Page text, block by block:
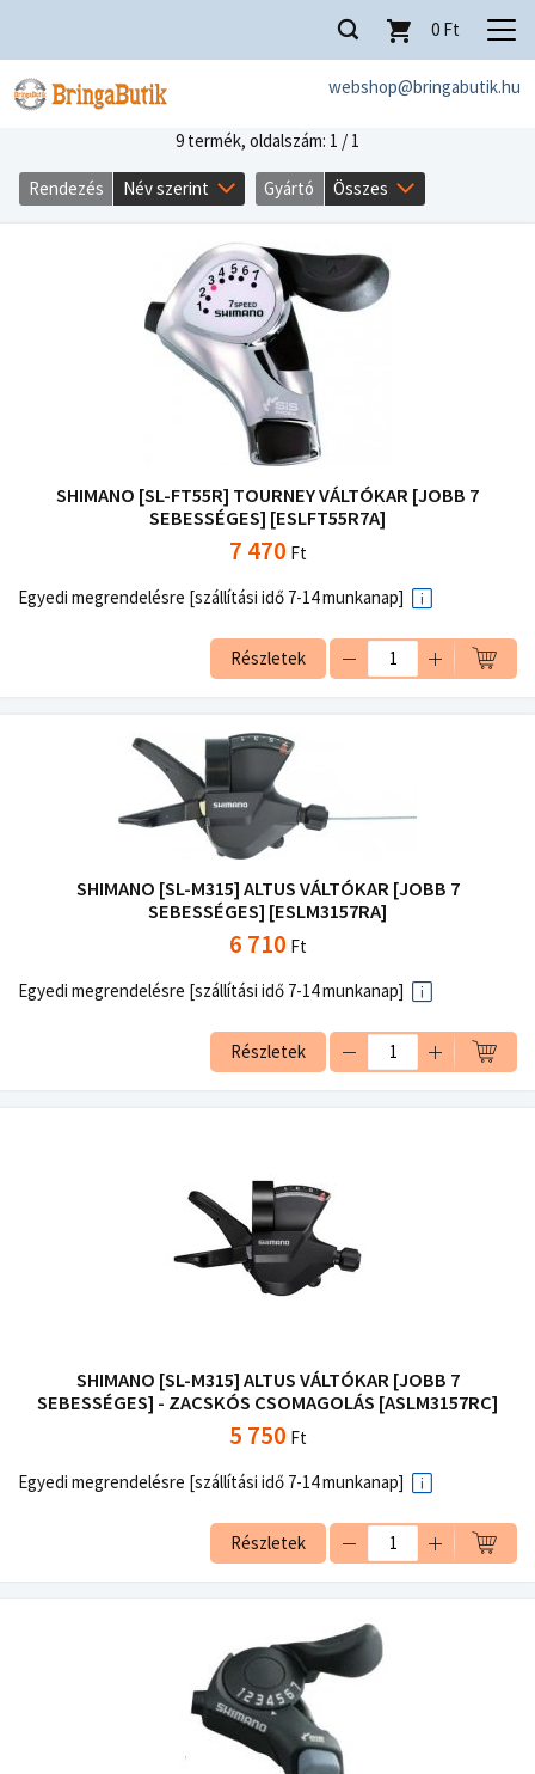
webshop@bringabutik.hu
0 Ft
9 termék, oldalszám: 1 / 1
Rendezés Név szerint Gyártó Összes
SHIMANO [SL-FT55R] TOURNEY VÁLTÓKAR [JOBB 7
SEBESSÉGES] [ESLFT55R7A]
7 470 Ft
Egyedi megrendelésre [szállítási idő 7-14 munkanap]
Részletek
SHIMANO [SL-M315] ALTUS VÁLTÓKAR [JOBB 7
SEBESSÉGES] [ESLM3157RA]
6 710 Ft
Egyedi megrendelésre [szállítási idő 7-14 munkanap]
Részletek
SHIMANO [SL-M315] ALTUS VÁLTÓKAR [JOBB 7
SEBESSÉGES] - ZACSKÓS CSOMAGOLÁS [ASLM3157RC]
5 750 Ft
Egyedi megrendelésre [szállítási idő 7-14 munkanap]
Részletek